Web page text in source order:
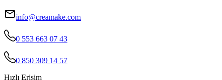
info@creamake.com
0 553 663 07 43
0 850 309 14 57
Hızlı Erişim